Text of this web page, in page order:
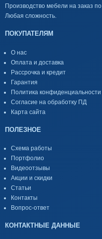
Производство мебели на заказ
Любая сложность.
ПОКУПАТЕЛЯМ
О нас
Оплата и доставка
Рассрочка и кредит
Гарантия
Политика конфиденциальности
Согласие на обработку ПД
Карта сайта
ПОЛЕЗНОЕ
Схема работы
Портфолио
Видеоотзывы
Акции и скидки
Статьи
Контакты
Вопрос-ответ
КОНТАКТНЫЕ ДАННЫЕ